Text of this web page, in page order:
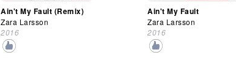
Ain't My Fault (Remix)
Zara Larsson
2016
Ain't My Fault
Zara Larsson
2016